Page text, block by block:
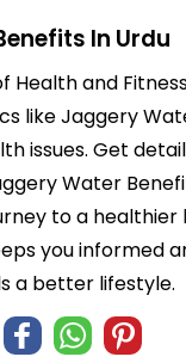
In Urdu
Health and
like Jaggery
issues. Get
Water
to a healthier
you informed
a better lifestyle.